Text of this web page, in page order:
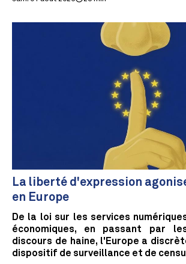
La liberté d'expression
en Europe
De la loi sur les services
économiques, en passant par
discours de haine, l'Europe a
dispositif de surveillance et de